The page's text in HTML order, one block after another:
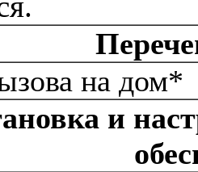
на дом*
и